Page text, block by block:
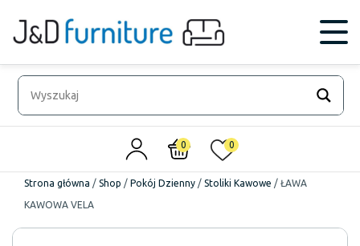
0 0
Strona główna / Shop / Pokój Dzienny / Stoliki Kawowe / ŁAWA
KAWOWA VELA